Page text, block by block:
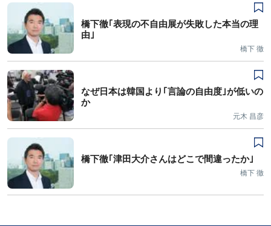
橋下徹｢表現の不自由展が失敗した本当の理
由｣
橋下 徹
なぜ日本は韓国より｢言論の自由度｣が低いの
か
元木 昌彦
橋下徹｢津田大介さんはどこで間違ったか｣
橋下 徹